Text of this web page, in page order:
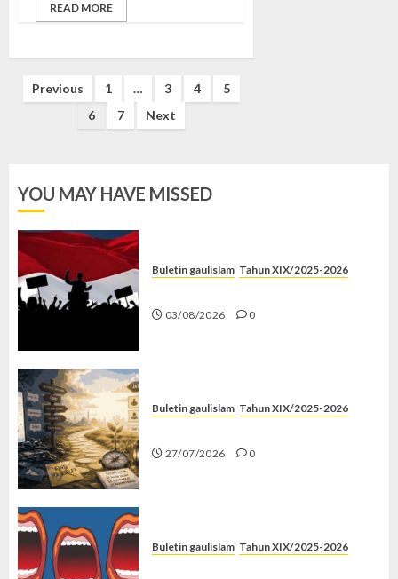
READ MORE
Posts
pagination
Previous 1 … 3 4
5
6
7 Next
YOU MAY HAVE MISSED
Buletin gaulislam Tahun XIX/2025-2026
03/08/2026 0
Buletin gaulislam Tahun XIX/2025-2026
27/07/2026 0
Buletin gaulislam Tahun XIX/2025-2026